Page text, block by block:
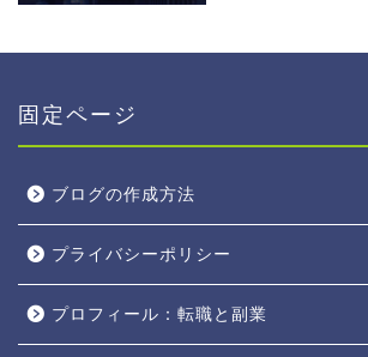
固定ページ
ブログの作成方法
プライバシーポリシー
プロフィール：転職と副業